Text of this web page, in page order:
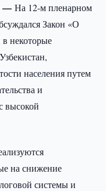
—На 12-м пленарном
Закон «О
некоторые
населения путем
и
высокой
на снижение
системы и